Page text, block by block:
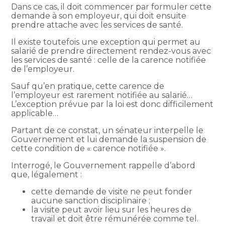
Dans ce cas, il doit commencer par formuler cette
demande à son employeur, qui doit ensuite
prendre attache avec les services de santé.
Il existe toutefois une exception qui permet au
salarié de prendre directement rendez-vous avec
les services de santé : celle de la carence notifiée
de l’employeur.
Sauf qu’en pratique, cette carence de
l’employeur est rarement notifiée au salarié…
L’exception prévue par la loi est donc difficilement
applicable…
Partant de ce constat, un sénateur interpelle le
Gouvernement et lui demande la suspension de
cette condition de « carence notifiée ».
Interrogé, le Gouvernement rappelle d’abord
que, légalement :
cette demande de visite ne peut fonder
aucune sanction disciplinaire ;
la visite peut avoir lieu sur les heures de
travail et doit être rémunérée comme tel.